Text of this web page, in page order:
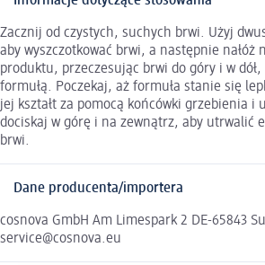
Zacznij od czystych, suchych brwi. Użyj
aby wyszczotkować brwi, a następnie nałóż
produktu, przeczesując brwi do góry i w dół,
formułą. Poczekaj, aż formuła stanie się
jej kształt za pomocą końcówki grzebienia i
dociskaj w górę i na zewnątrz, aby utrwalić
brwi.
Dane producenta/importera
cosnova GmbH Am Limespark 2 DE-65843
service@cosnova.eu